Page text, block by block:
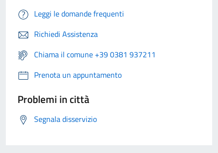
Leggi le domande frequenti
Richiedi Assistenza
Chiama il comune +39 0381 937211
Prenota un appuntamento
Problemi in città
Segnala disservizio